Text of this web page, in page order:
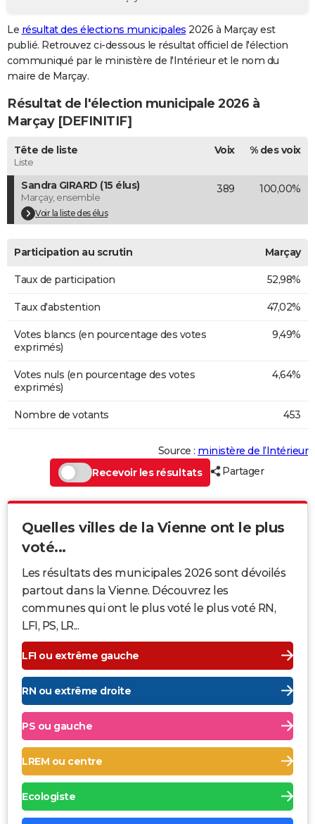
GUIDES D'ACHAT
BONS PLANS
CARTE DE VOEUX
Carte de Noël
Carte Bonne année
Carte Saint-Valentin
Carte Pâques
Carte d'anniversaire
DICTIONNAIRE
Dictionnaire
Biographies
Citations
Expressions
Proverbes
PROGRAMME TV
COPAINS D'AVANT
S'inscrire
Se connecter
Lycées
Collèges
Primaires
Universités
Entreprises
Service militaire
Avis de recherche
AVIS DE DÉCÈS
FORUM
Le résultat des élections municipales 2026 à Marçay est
publié. Retrouvez ci-dessous le résultat officiel de l'élection
communiqué par le ministère de l'Intérieur et le nom du
maire de Marçay.
Résultat de l'élection municipale 2026 à
Marçay [DEFINITIF]
Tête de liste
Liste
Voix % des voix
Sandra GIRARD (15 élus)
Marçay, ensemble
Voir la liste des élus
389 100,00%
Participation au scrutin Marçay
Taux de participation 52,98%
Taux d'abstention 47,02%
Votes blancs (en pourcentage des votes
exprimés)
9,49%
Votes nuls (en pourcentage des votes
exprimés)
4,64%
Nombre de votants 453
Source : ministère de l’Intérieur
Recevoir les résultats
Partager
Quelles villes de la Vienne ont le plus
voté...
Les résultats des municipales 2026 sont dévoilés
partout dans la Vienne. Découvrez les
communes qui ont le plus voté le plus voté RN,
LFI, PS, LR...
LFI ou extrême gauche
RN ou extrême droite
PS ou gauche
LREM ou centre
Ecologiste